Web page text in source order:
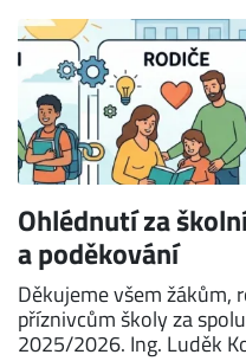
Ohlédnutí za
a poděkování
Děkujeme všem žákům,
příznivcům školy za
2025/2026. Ing. Luděk